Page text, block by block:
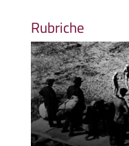
Rubriche